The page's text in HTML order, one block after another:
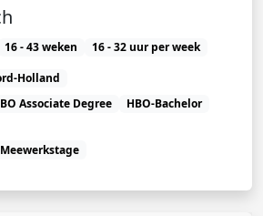
16 - 43 weken
16 - 32 uur per week
Holland
Associate Degree
HBO-Bachelor
Meewerkstage